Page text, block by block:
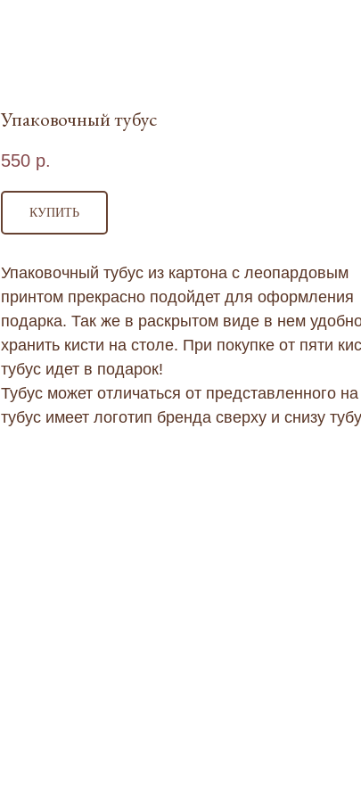
Упаковочный тубус
550 р.
КУПИТЬ
Упаковочный тубус из картона с леопардовым
принтом прекрасно подойдет для оформления
подарка. Так же в раскрытом виде в нем
хранить кисти на столе. При покупке от пяти
тубус идет в подарок!
Тубус может отличаться от представленного
тубус имеет логотип бренда сверху и снизу